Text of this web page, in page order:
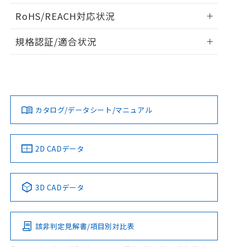
タイムチャート
A: 135mm以上、B: 110mm以上
L: 16mm以上、φd: 120mm以上、D: 16mm以上、m:
60mm以上、n: 120mm以上
金属埋め込み
鉄材
l: 0mm以上、φd: 30mm以上、D: 0mm以上、m: 60mm以
検出物体の大きさと材質による影響
ドすることができます。
ログイン/会員登録
ダウンロードデータをご利用いただく前に、以下を必ずお読
みください。
ソフトウェアの使用条件
RoHS/REACH対応状況
EU RoHS 注意事項・凡例
対応済み
中国 RoHS 注意事項・凡例
Pb Hg Cd Cr(VI)
O
規格認証/適合状況
LR型式承認
（イギリス
船舶規格）
DNV型式承認
（ノルウェー
BV型式承認
（フランス
KR型式
（韓国
No No No No
この製品の規格認証/適合状況ページへ
その他の認証はこちらのページからご検索ください
カタログ/データシート/マニュアル
2D CADデータ
3D CADデータ
該非判定見解書/項目別対比表